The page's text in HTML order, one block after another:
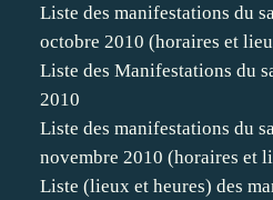
Liste des manifestations du
octobre 2010 (horaires et
Liste des Manifestations du
2010
Liste des manifestations du
novembre 2010 (horaires et
Liste (lieux et heures) des